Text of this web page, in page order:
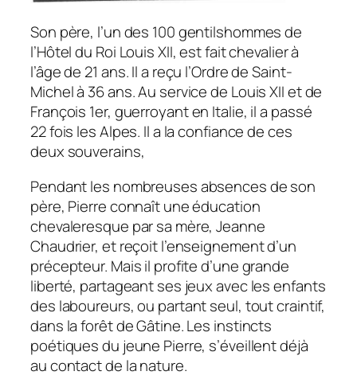
Son père, l’un des 100 gentilshommes de
l’Hôtel du Roi Louis XII, est fait chevalier à
l’âge de 21 ans. Il a reçu l’Ordre de Saint-
Michel à 36 ans. Au service de Louis XII et de
François 1er, guerroyant en Italie, il a passé
22 fois les Alpes. Il a la confiance de ces
deux souverains,
Pendant les nombreuses absences de son
père, Pierre connaît une éducation
chevaleresque par sa mère, Jeanne
Chaudrier, et reçoit l’enseignement d’un
précepteur. Mais il profite d’une grande
liberté, partageant ses jeux avec les enfants
des laboureurs, ou partant seul, tout craintif,
dans la forêt de Gâtine. Les instincts
poétiques du jeune Pierre, s’éveillent déjà
au contact de la nature.